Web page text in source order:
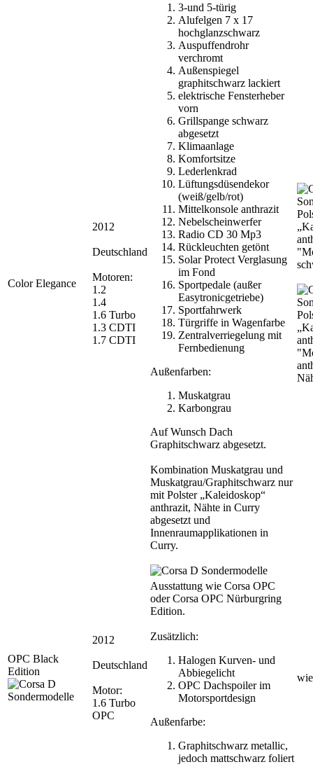
Color Elegance
2012
Deutschland
Motoren:
1.2
1.4
1.6 Turbo
1.3 CDTI
1.7 CDTI
3-und 5-türig
Alufelgen 7 x 17
hochglanzschwarz
Auspuffendrohr
verchromt
Außenspiegel
graphitschwarz lackiert
elektrische Fensterheber
vorn
Grillspange schwarz
abgesetzt
Klimaanlage
Komfortsitze
Lederlenkrad
Lüftungsdüsendekor
(weiß/gelb/rot)
Mittelkonsole anthrazit
Nebelscheinwerfer
Radio CD 30 Mp3
Rückleuchten getönt
Solar Protect Verglasung
im Fond
Sportpedale (außer
Easytronicgetriebe)
Sportfahrwerk
Türgriffe in Wagenfarbe
Zentralverriegelung mit
Fernbedienung
Außenfarben:
Muskatgrau
Karbongrau
Auf Wunsch Dach
Graphitschwarz abgesetzt.
Kombination Muskatgrau und
Muskatgrau/Graphitschwarz nur
mit Polster „Kaleidoskop“
anthrazit, Nähte in Curry
abgesetzt und
Innenraumapplikationen in
Curry.
OPC Black
Edition
2012
Deutschland
Motor:
1.6 Turbo
OPC
Ausstattung wie Corsa OPC
oder Corsa OPC Nürburgring
Edition.
Zusätzlich:
Halogen Kurven- und
Abbiegelicht
OPC Dachspoiler im
Motorsportdesign
Außenfarbe:
Graphitschwarz metallic,
jedoch mattschwarz foliert